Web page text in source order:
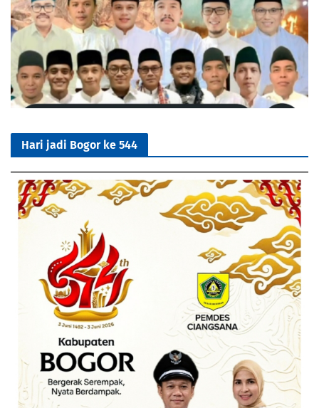
Hari jadi Bogor ke 544